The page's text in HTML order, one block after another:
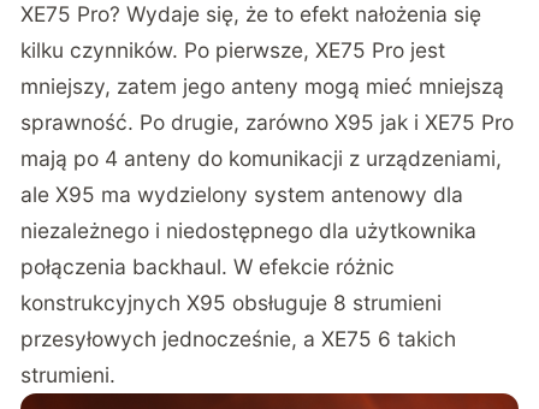
XE75 Pro? Wydaje się, że to efekt nałożenia się
kilku czynników. Po pierwsze, XE75 Pro jest
mniejszy, zatem jego anteny mogą mieć mniejszą
sprawność. Po drugie, zarówno X95 jak i XE75 Pro
mają po 4 anteny do komunikacji z urządzeniami,
ale X95 ma wydzielony system antenowy dla
niezależnego i niedostępnego dla użytkownika
połączenia backhaul. W efekcie różnic
konstrukcyjnych X95 obsługuje 8 strumieni
przesyłowych jednocześnie, a XE75 6 takich
strumieni.